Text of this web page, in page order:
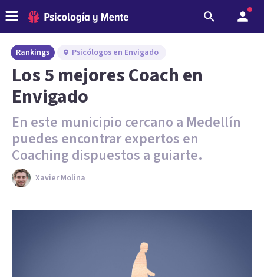
Rankings Psicólogos en Envigado
Los 5 mejores Coach en
Envigado
En este municipio cercano a Medellín
puedes encontrar expertos en
Coaching dispuestos a guiarte.
Xavier Molina